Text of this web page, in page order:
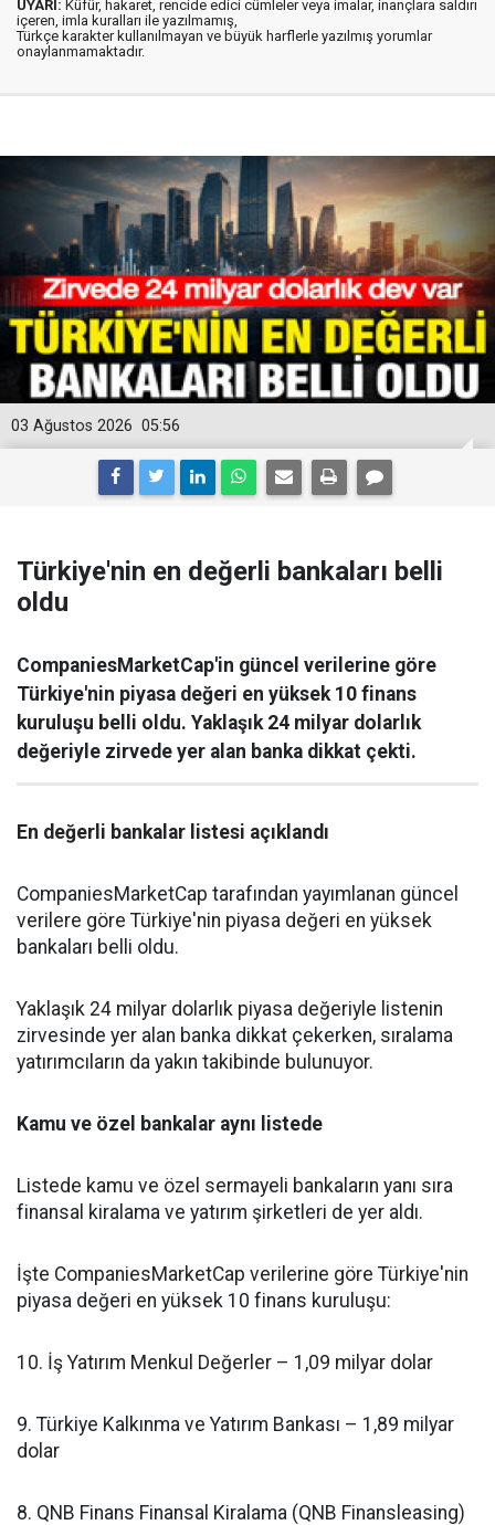
UYARI: Küfür, hakaret, rencide edici cümleler veya imalar, inançlara saldırı
içeren, imla kuralları ile yazılmamış,
Türkçe karakter kullanılmayan ve büyük harflerle yazılmış yorumlar
onaylanmamaktadır.
05:56
03 Ağustos 2026
Türkiye'nin en değerli bankaları belli
oldu
CompaniesMarketCap'in güncel verilerine göre
Türkiye'nin piyasa değeri en yüksek 10 finans
kuruluşu belli oldu. Yaklaşık 24 milyar dolarlık
değeriyle zirvede yer alan banka dikkat çekti.
En değerli bankalar listesi açıklandı
CompaniesMarketCap tarafından yayımlanan güncel
verilere göre Türkiye'nin piyasa değeri en yüksek
bankaları belli oldu.
Yaklaşık 24 milyar dolarlık piyasa değeriyle listenin
zirvesinde yer alan banka dikkat çekerken, sıralama
yatırımcıların da yakın takibinde bulunuyor.
Kamu ve özel bankalar aynı listede
Listede kamu ve özel sermayeli bankaların yanı sıra
finansal kiralama ve yatırım şirketleri de yer aldı.
İşte CompaniesMarketCap verilerine göre Türkiye'nin
piyasa değeri en yüksek 10 finans kuruluşu:
10. İş Yatırım Menkul Değerler – 1,09 milyar dolar
9. Türkiye Kalkınma ve Yatırım Bankası – 1,89 milyar
dolar
8. QNB Finans Finansal Kiralama (QNB Finansleasing)